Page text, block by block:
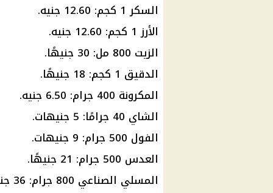
السكر 1 كجم: 12.60 جنيه.
الأرز 1 كجم: 12.60 جنيه.
الزيت 800 مل: 30 جنيهًا.
الدقيق 1 كجم: 18 جنيهًا.
المكرونة 400 جرام: 6.50 جنيه.
الشاي 40 جرامًا: 5 جنيهات.
الفول 500 جرام: 9 جنيهات.
العدس 500 جرام: 21 جنيهًا.
المسلي الصناعي 800 جرام: 36 جنيهًا.